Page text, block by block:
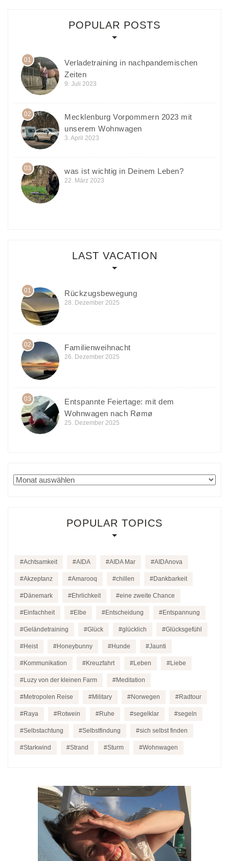
POPULAR POSTS
01
Verladetraining in nachpandemischen
Zeiten
9. Juli 2023
02
Mecklenburg Vorpommern 2023 mit
unserem Wohnwagen
3. April 2023
03 was ist wichtig in Deinem Leben?
22. März 2023
LAST VACATION
01 Rückzugsbewegung
28. Dezember 2025
02 Familienweihnacht
26. Dezember 2025
03
Entspannte Feiertage: mit dem
Wohnwagen nach Rømø
25. Dezember 2025
Archiv
POPULAR TOPICS
Achtsamkeit AIDA AIDA Mar AIDAnova
Akzeptanz Amarooq chillen Dankbarkeit
Dänemark Ehrlichkeit eine zweite Chance
Einfachheit Elbe Entscheidung Entspannung
Geländetraining Glück glücklich Glücksgefühl
Heist Honeybunny Hunde Jaunti
Kommunikation Kreuzfahrt Leben Liebe
Luzy von der kleinen Farm Meditation
Metropolen Reise Military Norwegen Radtour
Raya Rotwein Ruhe segelklar segeln
Selbstachtung Selbstfindung sich selbst finden
Starkwind Strand Sturm Wohnwagen